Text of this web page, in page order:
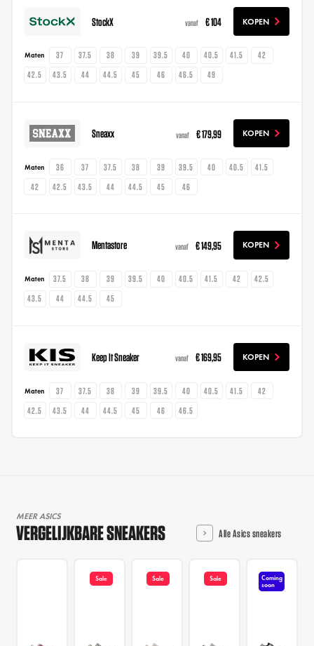
StockX vanaf € 104 KOPEN
Maten 37 37.5 38 39 39.5 40 40.5 41.5
42
42.5
43.5 44 44.5 45 46 46.5 49
Sneaxx vanaf € 179,99 KOPEN
Maten 36 37 37.5 38 39 39.5 40 40.5
41.5
42
42.5 43.5 44 44.5 45 46
Mentastore vanaf € 149,95 KOPEN
Maten 37.5 38 39 39.5 40 40.5 41.5 42
42.5
43.5
44 44.5 45
Keep It Sneaker vanaf € 169,95 KOPEN
Maten 37 37.5 38 39 39.5 40 40.5 41.5
42
42.5
43.5 44 44.5 45 46 46.5
MEER ASICS
VERGELIJKBARE SNEAKERS Alle Asics sneakers
Sale Sale Sale
Coming
soon